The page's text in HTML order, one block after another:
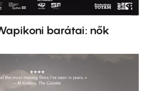
barátai: nők